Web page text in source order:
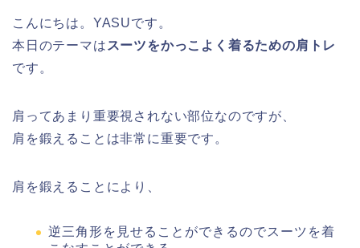
こんにちは。YASUです。
本日のテーマは スーツをかっこよく着るための肩トレ
です。
肩ってあまり重要視されない部位なのですが、
肩を鍛えることは非常に重要です。
肩を鍛えることにより、
逆三角形を見せることができるのでスーツを着